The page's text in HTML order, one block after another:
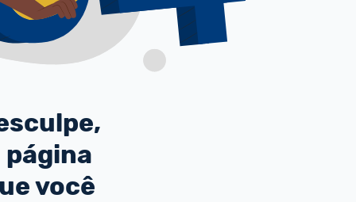
página
você